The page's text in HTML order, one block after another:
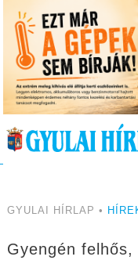
GYULAI HÍRLAP •
Gyengén